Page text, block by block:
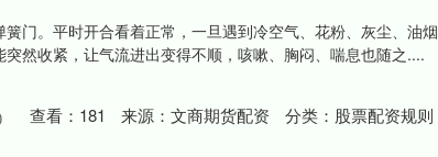
门。平时开合看着正常，一旦遇到冷空气、花粉、灰尘、油烟
然收紧，让气流进出变得不顺，咳嗽、胸闷、喘息也随之....
查看： 181 来源： 文商期货配资 分类： 股票配资规则